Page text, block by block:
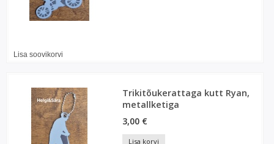
Lisa soovikorvi
Trikitõukerattaga kutt Ryan,
metallketiga
3,00 €
Lisa korvi